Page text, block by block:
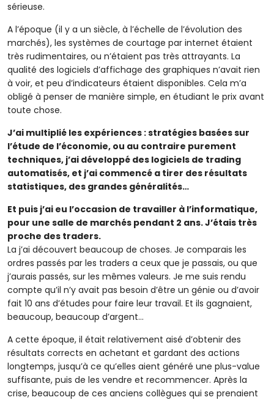
sérieuse.
A l’époque (il y a un siècle, à l’échelle de l’évolution des
marchés), les systèmes de courtage par internet étaient
très rudimentaires, ou n’étaient pas très attrayants. La
qualité des logiciels d’affichage des graphiques n’avait rien
à voir, et peu d’indicateurs étaient disponibles. Cela m’a
obligé à penser de manière simple, en étudiant le prix avant
toute chose.
J’ai multiplié les expériences : stratégies basées sur
l’étude de l’économie, ou au contraire purement
techniques, j’ai développé des logiciels de trading
automatisés, et j’ai commencé a tirer des résultats
statistiques, des grandes généralités…
Et puis j’ai eu l’occasion de travailler à l’informatique,
pour une salle de marchés pendant 2 ans. J’étais très
proche des traders.
La j’ai découvert beaucoup de choses. Je comparais les
ordres passés par les traders a ceux que je passais, ou que
j’aurais passés, sur les mêmes valeurs. Je me suis rendu
compte qu’il n’y avait pas besoin d’être un génie ou d’avoir
fait 10 ans d’études pour faire leur travail. Et ils gagnaient,
beaucoup, beaucoup d’argent…
A cette époque, il était relativement aisé d’obtenir des
résultats corrects en achetant et gardant des actions
longtemps, jusqu’à ce qu’elles aient généré une plus-value
suffisante, puis de les vendre et recommencer. Après la
crise, beaucoup de ces anciens collègues qui se prenaient